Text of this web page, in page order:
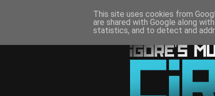
This site uses cookies from
are shared with Google along
statistics, and to detect and